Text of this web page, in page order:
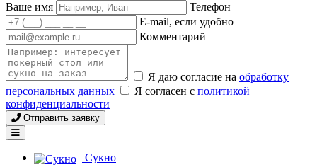
Ваше имя
Телефон
E-mail, если удобно
Комментарий
Я даю согласие на обработку
персональных данных
Я согласен с политикой
конфиденциальности
Отправить заявку
Сукно